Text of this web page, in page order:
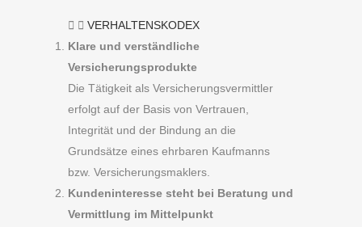
VERHALTENSKODEX
Klare und verständliche
Versicherungsprodukte
Die Tätigkeit als Versicherungsvermittler
erfolgt auf der Basis von Vertrauen,
Integrität und der Bindung an die
Grundsätze eines ehrbaren Kaufmanns
bzw. Versicherungsmaklers.
Kundeninteresse steht bei Beratung und
Vermittlung im Mittelpunkt